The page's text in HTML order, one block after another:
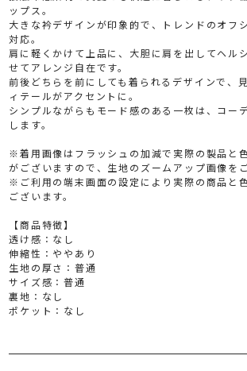
ップス。
大きな衿デザインが印象的で、トレンドのオフ
対応。
肩に軽くかけて上品に、大胆に肩を出してヘル
せてアレンジ自在です。
前後どちらを前にしても着られるデザインで、
ィテールがアクセントに。
シンプルながらもモード感のある一枚は、コー
します。
※着用画像はフラッシュの加減で実際の製品と
がございますので、生地のズームアップ画像を
※ご利用の端末画面の設定により実際の商品と
ございます。
【商品特徴】
透け感：なし
伸縮性：ややあり
生地の厚さ：普通
サイズ感：普通
裏地：なし
ポケット：なし